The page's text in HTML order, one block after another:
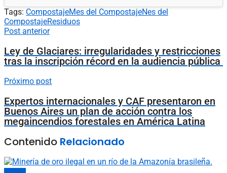
Tags: CompostajeMes del CompostajeNes del
CompostajeResiduos
Post anterior
Ley de Glaciares: irregularidades y restricciones
tras la inscripción récord en la audiencia pública
Próximo post
Expertos internacionales y CAF presentaron en
Buenos Aires un plan de acción contra los
megaincendios forestales en América Latina
Contenido Relacionado